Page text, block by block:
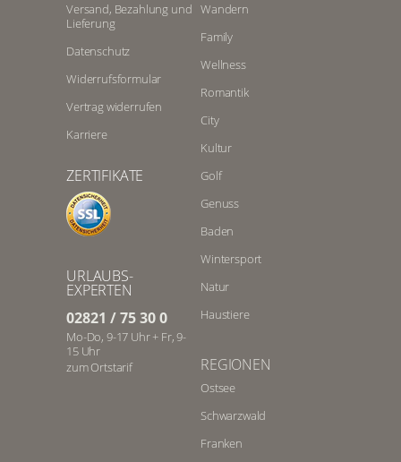
Versand, Bezahlung und
Lieferung
Datenschutz
Widerrufsformular
Vertrag widerrufen
Karriere
ZERTIFIKATE
URLAUBS-
EXPERTEN
02821 / 75 30 0
Mo-Do, 9-17 Uhr + Fr, 9-
15 Uhr
zum Ortstarif
Wandern
Family
Wellness
Romantik
City
Kultur
Golf
Genuss
Baden
Wintersport
Natur
Haustiere
REGIONEN
Ostsee
Schwarzwald
Franken